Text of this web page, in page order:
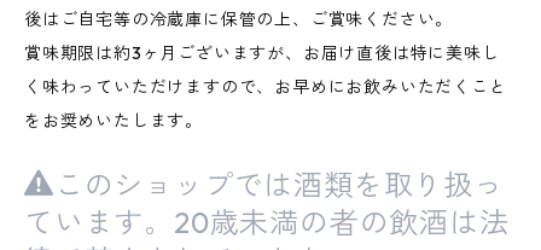
後はご自宅等の冷蔵庫に保管の上、ご賞味ください。
賞味期限は約3ヶ月ございますが、お届け直後は特に美味し
く味わっていただけますので、お早めにお飲みいただくこと
をお奨めいたします。
このショップでは酒類を取り扱っ
ています。20歳未満の者の飲酒は法